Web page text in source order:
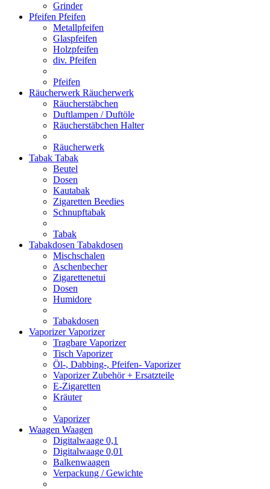
Grinder
Pfeifen Pfeifen
Metallpfeifen
Glaspfeifen
Holzpfeifen
div. Pfeifen
Pfeifen
Räucherwerk Räucherwerk
Räucherstäbchen
Duftlampen / Duftöle
Räucherstäbchen Halter
Räucherwerk
Tabak Tabak
Beutel
Dosen
Kautabak
Zigaretten Beedies
Schnupftabak
Tabak
Tabakdosen Tabakdosen
Mischschalen
Aschenbecher
Zigarettenetui
Dosen
Humidore
Tabakdosen
VaporizerVaporizer
Tragbare Vaporizer
Tisch Vaporizer
Öl-, Dabbing-, Pfeifen- Vaporizer
Vaporizer Zubehör + Ersatzteile
E-Zigaretten
Kräuter
Vaporizer
Waagen Waagen
Digitalwaage 0,1
Digitalwaage 0,01
Balkenwaagen
Verpackung / Gewichte